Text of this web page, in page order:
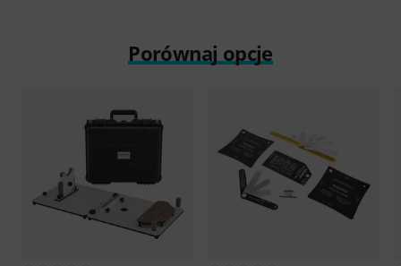
Porównaj opcje